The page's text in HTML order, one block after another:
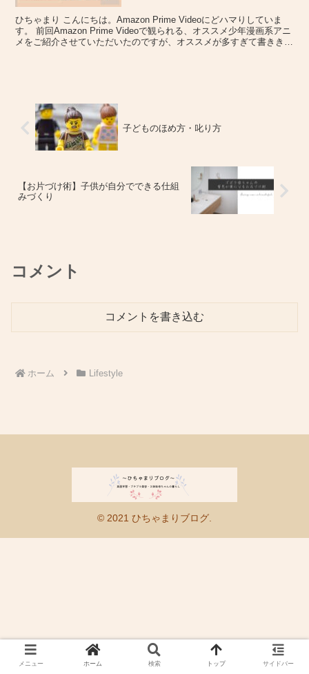
ひちゃまり こんにちは。Amazon Prime Videoにどハマりしていま
す。 前回Amazon Prime Videoで観られる、オススメ少年漫画系アニ
メをご紹介させていただいたのですが、オススメが多すぎて書ききれ
子どものほめ方・叱り方
【お片づけ術】子供が自分でできる仕組
みづくり
コメント
コメントを書き込む
ホーム Lifestyle
© 2021 ひちゃまりブログ.
メニュー ホーム 検索 トップ サイドバー